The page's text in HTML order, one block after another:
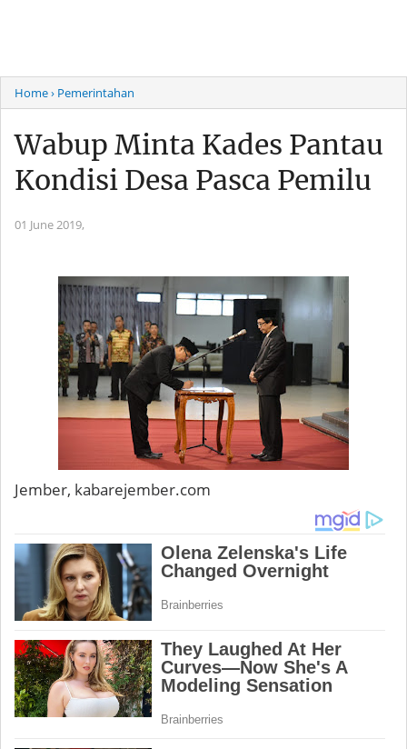
Home› Pemerintahan
Wabup Minta Kades Pantau
Kondisi Desa Pasca Pemilu
01 June 2019,
Jember, kabarejember.com